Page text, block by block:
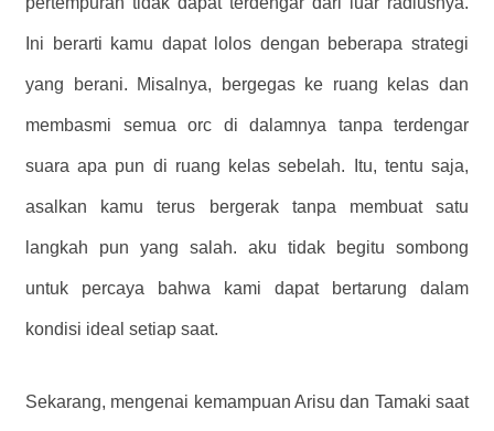
Ini berarti kamu dapat lolos dengan beberapa strategi
yang berani. Misalnya, bergegas ke ruang kelas dan
membasmi semua orc di dalamnya tanpa terdengar
suara apa pun di ruang kelas sebelah. Itu, tentu saja,
asalkan kamu terus bergerak tanpa membuat satu
langkah pun yang salah. aku tidak begitu sombong
untuk percaya bahwa kami dapat bertarung dalam
kondisi ideal setiap saat.
Sekarang, mengenai kemampuan Arisu dan Tamaki saat